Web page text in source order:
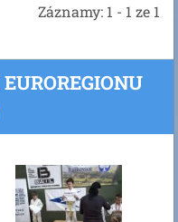
Záznamy: 1 - 1 ze 1